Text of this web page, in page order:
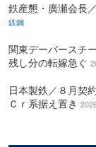
鉄産懇・廣瀬会長
鉄鋼
関東デーバースチ
残し分の転嫁急ぐ
日本製鉄／８月契
Ｃｒ系据え置き